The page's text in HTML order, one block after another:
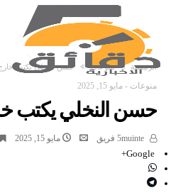
‫الرئيسية‬ منوعات حسن النخلي يكتب خارج
منوعات - مايو 15, 2025
حسن النخلي يكتب
مايو 15, 2025
Google+